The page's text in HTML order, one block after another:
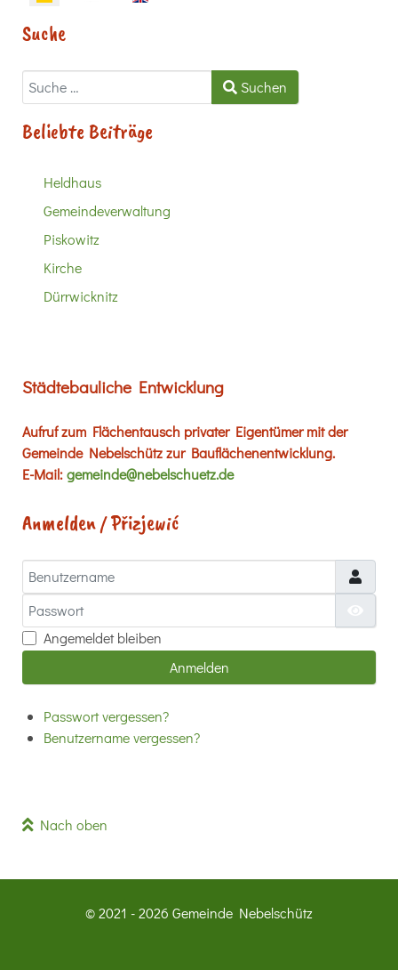
Suche
Suchen Suchen
Beliebte Beiträge
Heldhaus
Gemeindeverwaltung
Piskowitz
Kirche
Dürrwicknitz
Städtebauliche Entwicklung
Aufruf zum Flächentausch privater Eigentümer mit der
Gemeinde Nebelschütz zur Bauflächenentwicklung.
E-Mail:gemeinde@nebelschuetz.de
Anmelden / Přizjewić
Benutzername
Passwort
Angemeldet bleiben
Anmelden
Passwort vergessen?
Benutzername vergessen?
Nach oben
© 2021 - 2026 Gemeinde Nebelschütz